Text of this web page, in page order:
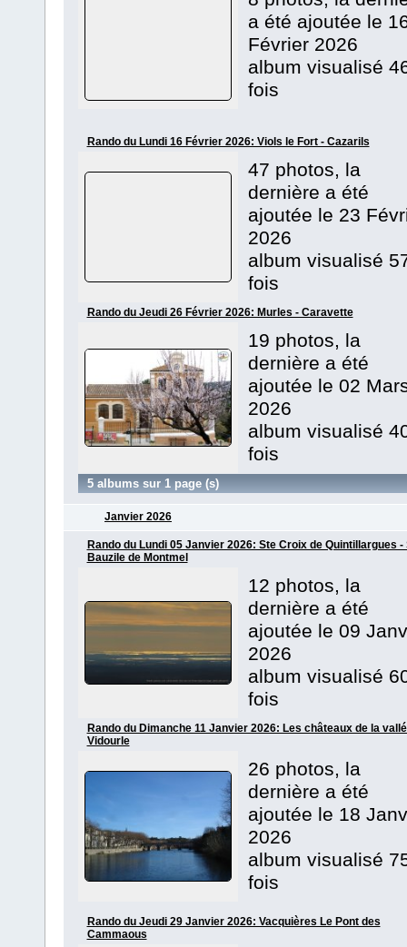
a été ajoutée le
Février 2026
album visualisé
fois
Rando du Lundi 16 Février 2026: Viols le Fort - Cazarils
47 photos, la
dernière a été
ajoutée le 23
2026
album visualisé
fois
Rando du Jeudi 26 Février 2026: Murles - Caravette
19 photos, la
dernière a été
ajoutée le 02
2026
album visualisé
fois
5 albums sur 1 page (s)
Janvier 2026
Rando du Lundi 05 Janvier 2026: Ste Croix de Quintillargues -
Bauzile de Montmel
12 photos, la
dernière a été
ajoutée le 09
2026
album visualisé
fois
Rando du Dimanche 11 Janvier 2026: Les châteaux de la
Vidourle
26 photos, la
dernière a été
ajoutée le 18
2026
album visualisé
fois
Rando du Jeudi 29 Janvier 2026: Vacquières Le Pont des
Cammaous